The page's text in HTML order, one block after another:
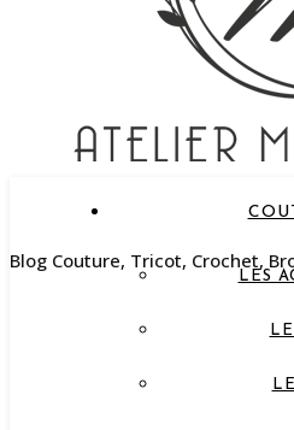
Blog Couture, Tricot, Crochet,
LES